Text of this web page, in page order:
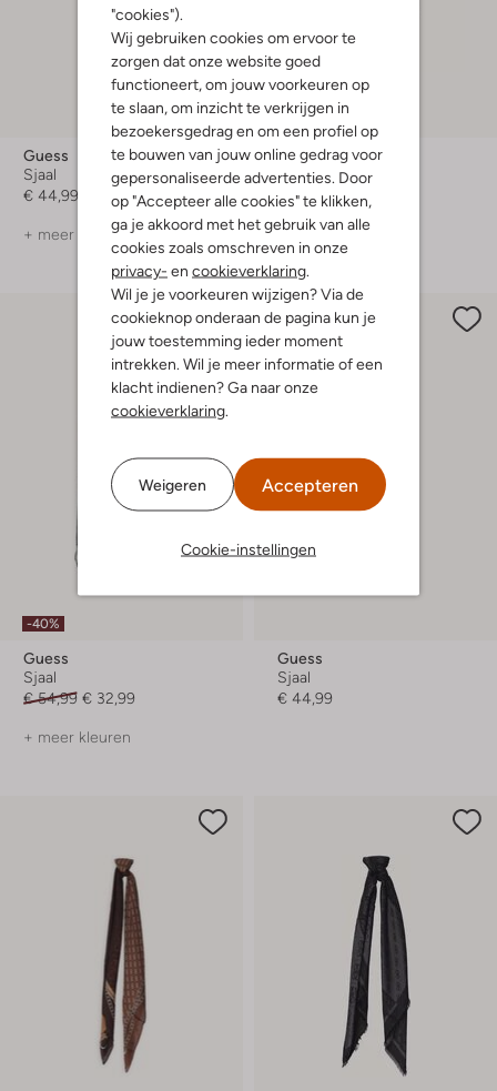
"cookies").
Wij gebruiken cookies om ervoor te
zorgen dat onze website goed
functioneert, om jouw voorkeuren op
te slaan, om inzicht te verkrijgen in
bezoekersgedrag en om een profiel op
te bouwen van jouw online gedrag voor
gepersonaliseerde advertenties. Door
op "Accepteer alle cookies" te klikken,
ga je akkoord met het gebruik van alle
cookies zoals omschreven in onze
privacy- en cookieverklaring.
Wil je je voorkeuren wijzigen? Via de
cookieknop onderaan de pagina kun je
jouw toestemming ieder moment
intrekken. Wil je meer informatie of een
klacht indienen? Ga naar onze
cookieverklaring.
Weigeren Accepteren
Cookie-instellingen
Guess
Sjaal
€ 44,99
+ meer kleuren
Nieuw
Guess
Sjaal
€ 44,99
-40%
Guess
Sjaal
€ 54,99 € 32,99
+ meer kleuren
Guess
Sjaal
€ 44,99